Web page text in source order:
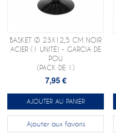
BASKET Ø 23X12,5 CM NOIR
ACIER (1 UNITÉ) - GARCIA DE
POU
(PACK DE 1)
7,95 €
AJOUTER AU PANIER
Ajouter aux favoris